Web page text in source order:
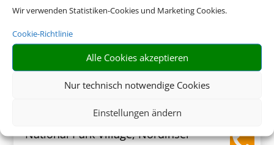
Wir verwenden Statistiken-Cookies und Marketing Cookies.
Cookie-Richtlinie
Alle Cookies akzeptieren
Nur technisch notwendige Cookies
Einstellungen ändern
ab 314 €
The Park Hotel Ruapehu
National Park Village, Nordinsel